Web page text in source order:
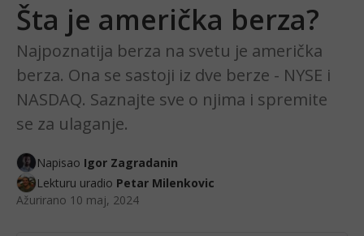
Šta je američka berza?
Najpoznatija berza na svetu je američka
berza. Ona se sastoji iz dve berze - NYSE i
NASDAQ. Saznajte sve o njima i spremite
se za ulaganje.
Napisao Igor Zagradanin
Lekturu uradio Petar Milenkovic
Ažurirano 10 maj, 2024